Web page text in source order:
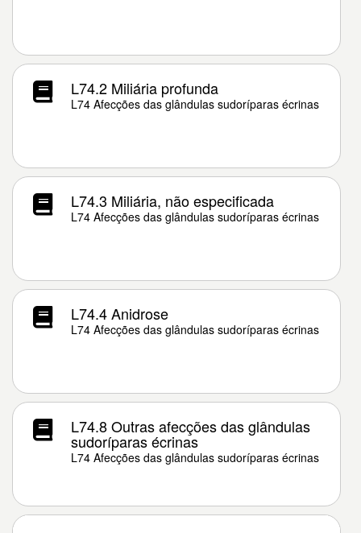
L74.2 Miliária profunda
L74 Afecções das glândulas sudoríparas écrinas
L74.3 Miliária, não especificada
L74 Afecções das glândulas sudoríparas écrinas
L74.4 Anidrose
L74 Afecções das glândulas sudoríparas écrinas
L74.8 Outras afecções das glândulas
sudoríparas écrinas
L74 Afecções das glândulas sudoríparas écrinas